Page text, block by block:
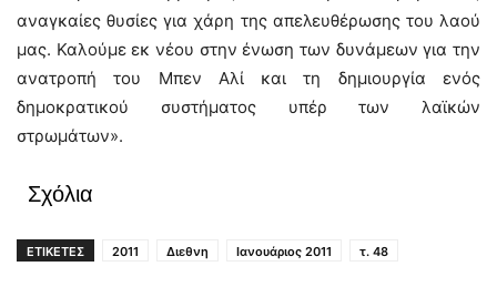
αναγκαίες θυσίες για χάρη της απελευθέρωσης του λαού
μας. Καλούμε εκ νέου στην ένωση των δυνάμεων για την
ανατροπή του Μπεν Αλί και τη δημιουργία ενός
δημοκρατικού συστήματος υπέρ των λαϊκών
στρωμάτων».
Σχόλια
ΕΤΙΚΕΤΕΣ 2011 Διεθνη Ιανουάριος 2011 τ. 48